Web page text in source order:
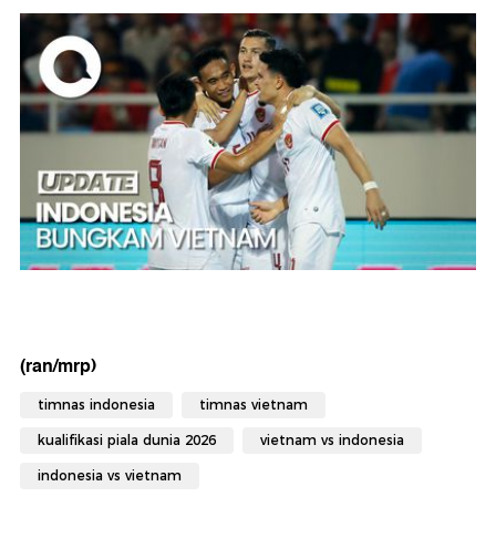
(ran/mrp)
timnas indonesia timnas vietnam
kualifikasi piala dunia 2026 vietnam vs indonesia
indonesia vs vietnam